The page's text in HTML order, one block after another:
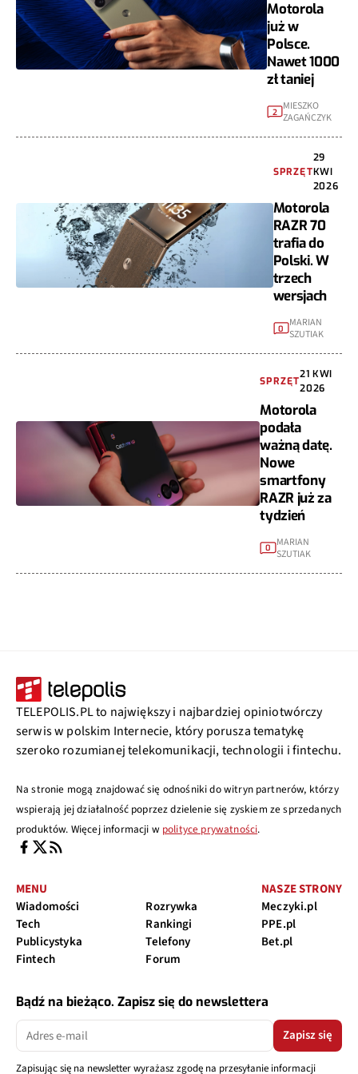
Motorola
już w
Polsce.
Nawet 1000
zł taniej
2
MIESZKO
ZAGAŃCZYK
SPRZĘT
29
KWI
2026
Motorola
RAZR 70
trafia do
Polski. W
trzech
wersjach
0 MARIAN
SZUTIAK
SPRZĘT
21 KWI
2026
Motorola
podała
ważną datę.
Nowe
smartfony
RAZR już za
tydzień
0
MARIAN
SZUTIAK
TELEPOLIS.PL to największy i najbardziej opiniotwórczy
serwis w polskim Internecie, który porusza tematykę
szeroko rozumianej telekomunikacji, technologii i fintechu.
Na stronie mogą znajdować się odnośniki do witryn partnerów, którzy
wspierają jej działalność poprzez dzielenie się zyskiem ze sprzedanych
produktów. Więcej informacji w polityce prywatności.
MENU
Wiadomości
Tech
Publicystyka
Fintech
Rozrywka
Rankingi
Telefony
Forum
NASZE STRONY
Meczyki.pl
PPE.pl
Bet.pl
Bądź na bieżąco. Zapisz się do newslettera
Zapisz się
Zapisując się na newsletter wyrażasz zgodę na przesyłanie informacji